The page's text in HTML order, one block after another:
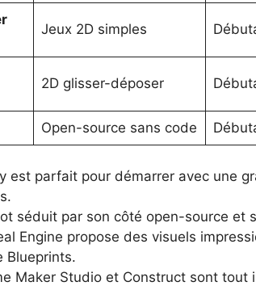
Jeux 2D simples
2D glisser-déposer
Open-source sans code
est parfait pour démarrer avec une
séduit par son côté open-source et
Engine propose des visuels
Blueprints.
Maker Studio et Construct sont tout